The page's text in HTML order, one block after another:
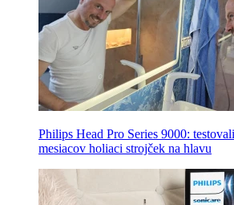
Philips Head Pro Series 9000:
mesiacov holiaci strojček na hlavu